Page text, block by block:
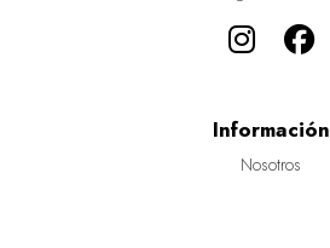
Información
Nosotros